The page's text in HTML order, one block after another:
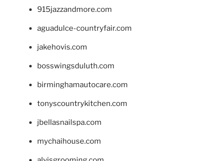
915jazzandmore.com
aguadulce-countryfair.com
jakehovis.com
bosswingsduluth.com
birminghamautocare.com
tonyscountrykitchen.com
jbellasnailspa.com
mychaihouse.com